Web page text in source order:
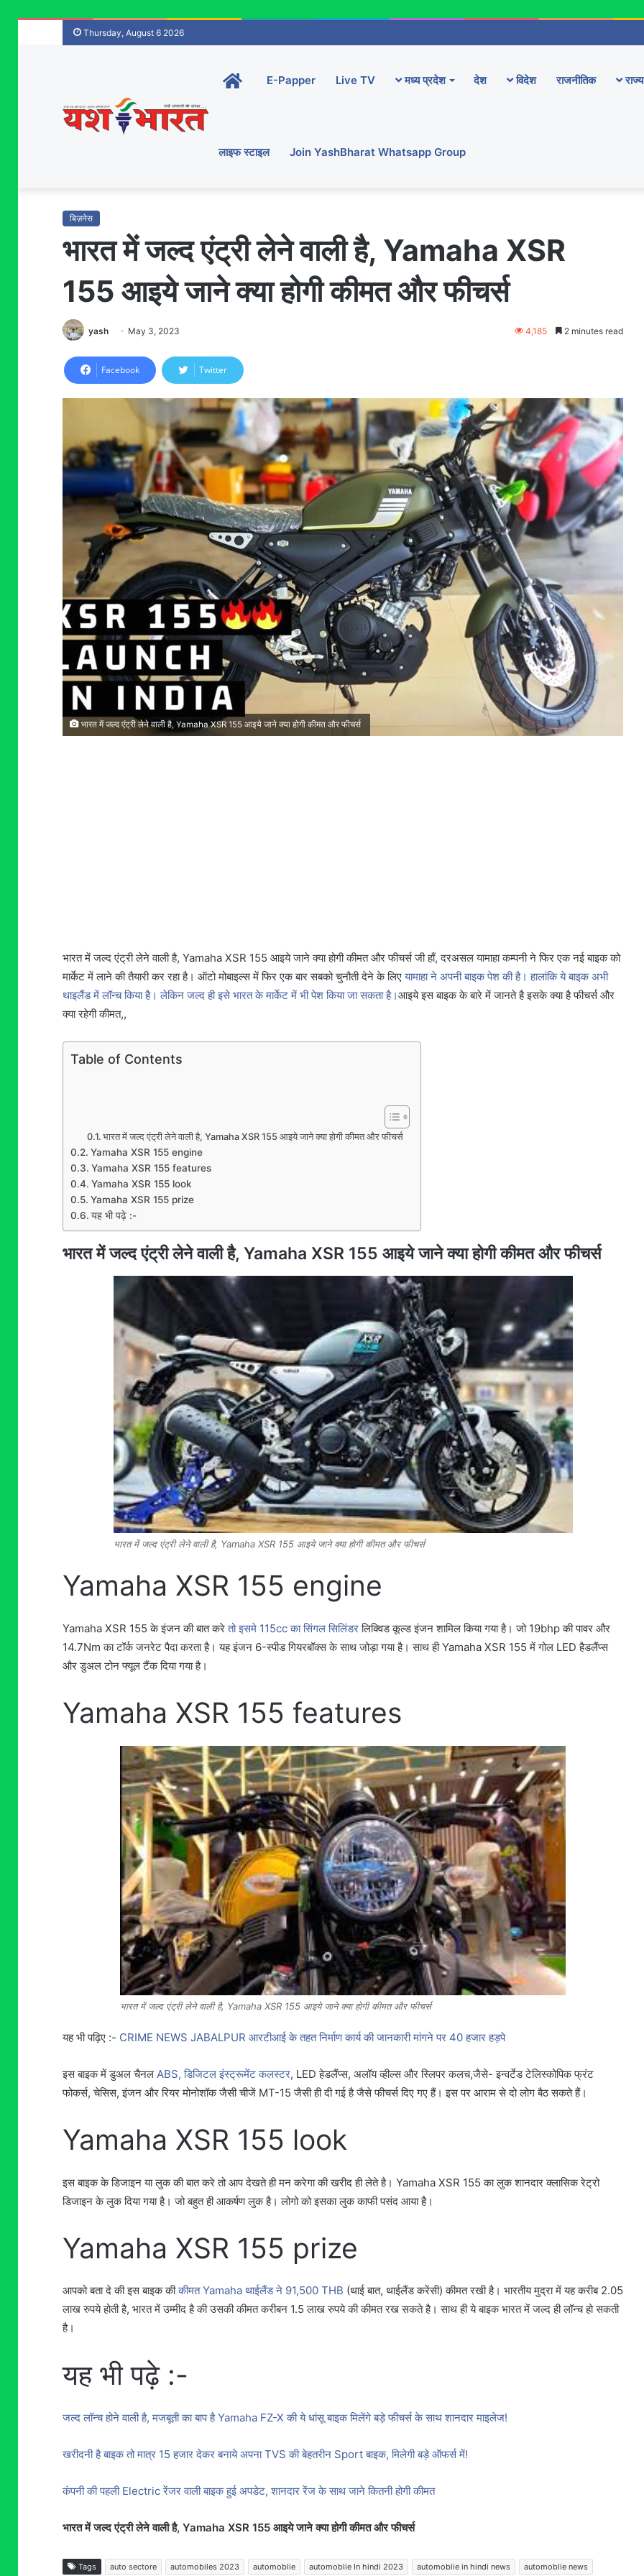
Thursday, August 6 2026
Home-
main
E-Papper Live TV मध्य प्रदेश देश विदेश राजनीतिक राज्य
लाइफ स्टाइल Join YashBharat Whatsapp Group
बिज़नेस
भारत में जल्द एंट्री लेने वाली है, Yamaha XSR
155 आइये जाने क्या होगी कीमत और फीचर्स
yash May 3, 2023 4,185 2 minutes read
Facebook Twitter
भारत में जल्द एंट्री लेने वाली है, Yamaha XSR 155 आइये जाने क्या होगी कीमत और फीचर्स
भारत में जल्द एंट्री लेने वाली है, Yamaha XSR 155 आइये जाने क्या होगी कीमत और फीचर्स जी हाँ, दरअसल यामाहा कम्पनी ने फिर एक नई बाइक को
मार्केट में लाने की तैयारी कर रहा है। ऑटो मोबाइल्स में फिर एक बार सबको चुनौती देने के लिएयामाहा ने अपनी बाइक पेश की है। हालांकि ये बाइक अभी
थाइलैंड में लॉन्च किया है। लेकिन जल्द ही इसे भारत के मार्केट में भी पेश किया जा सकता है।आइये इस बाइक के बारे में जानते है इसके क्या है फीचर्स और
क्या रहेगी कीमत,,
Table of Contents
भारत में जल्द एंट्री लेने वाली है, Yamaha XSR 155 आइये जाने क्या होगी कीमत और फीचर्स
Yamaha XSR 155 engine
Yamaha XSR 155 features
Yamaha XSR 155 look
Yamaha XSR 155 prize
यह भी पढ़े :-
भारत में जल्द एंट्री लेने वाली है, Yamaha XSR 155 आइये जाने क्या होगी कीमत और फीचर्स
भारत में जल्द एंट्री लेने वाली है, Yamaha XSR 155 आइये जाने क्या होगी कीमत और फीचर्स
Yamaha XSR 155 engine
Yamaha XSR 155 के इंजन की बात करेतो इसमे 115cc का सिंगल सिलिंडरलिक्विड कूल्ड इंजन शामिल किया गया है। जो 19bhp की पावर और
14.7Nm का टॉर्क जनरेट पैदा करता है। यह इंजन 6-स्पीड गियरबॉक्स के साथ जोड़ा गया है। साथ ही Yamaha XSR 155 में गोल LED हैडलैंप्स
और डुअल टोन फ्यूल टैंक दिया गया है।
Yamaha XSR 155 features
भारत में जल्द एंट्री लेने वाली है, Yamaha XSR 155 आइये जाने क्या होगी कीमत और फीचर्स
यह भी पढ़िए :- CRIME NEWS JABALPUR आरटीआई के तहत निर्माण कार्य की जानकारी मांगने पर 40 हजार हड़पे
इस बाइक में डुअल चैनल ABS, डिजिटल इंस्ट्रूमेंट कलस्टर, LED हेडलैंप्स, अलॉय व्हील्स और स्लिपर कलच,जैसे- इन्वर्टेड टेलिस्कोपिक फ्रंट
फोकर्स, चेसिस, इंजन और रियर मोनोशॉक जैसी चीजें MT-15 जैसी ही दी गई है जैसे फीचर्स दिए गए हैं। इस पर आराम से दो लोग बैठ सकते हैं।
Yamaha XSR 155 look
इस बाइक के डिजाइन या लुक की बात करे तो आप देखते ही मन करेगा की खरीद ही लेते है। Yamaha XSR 155 का लुक शानदार क्लासिक रेट्रो
डिजाइन के लुक दिया गया है। जो बहुत ही आकर्षण लुक है। लोगो को इसका लुक काफी पसंद आया है।
Yamaha XSR 155 prize
आपको बता दे की इस बाइक कीकीमत Yamaha थाईलैंड ने 91,500 THB (थाई बात, थाईलैंड करेंसी) कीमत रखी है। भारतीय मुद्रा में यह करीब 2.05
लाख रुपये होती है, भारत में उम्मीद है की उसकी कीमत करीबन 1.5 लाख रुपये की कीमत रख सकते है। साथ ही ये बाइक भारत में जल्द ही लॉन्च हो सकती
है।
यह भी पढ़े :-
जल्द लॉन्च होने वाली है, मजबूती का बाप है Yamaha FZ-X की ये धांसू बाइक मिलेंगे बड़े फीचर्स के साथ शानदार माइलेज!
खरीदनी है बाइक तो मात्र 15 हजार देकर बनाये अपना TVS की बेहतरीन Sport बाइक, मिलेगी बड़े ऑफर्स में!
कंपनी की पहली Electric रेंजर वाली बाइक हुई अपडेट, शानदार रेंज के साथ जाने कितनी होगी कीमत
भारत में जल्द एंट्री लेने वाली है, Yamaha XSR 155 आइये जाने क्या होगी कीमत और फीचर्स
Tags auto sectore automobiles 2023 automoblie automoblie In hindi 2023 automoblie in hindi news automoblie news